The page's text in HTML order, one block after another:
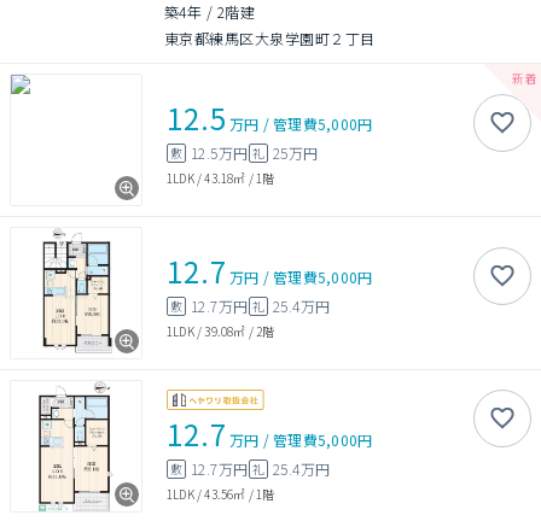
築4年 / 2階建
東京都練馬区大泉学園町２丁目
12.5 万円 /管理費5,000円
敷 12.5万円 礼 25万円
1LDK/43.18㎡ / 1階
12.7 万円 /管理費5,000円
敷 12.7万円 礼 25.4万円
1LDK/39.08㎡ / 2階
12.7 万円 /管理費5,000円
敷 12.7万円 礼 25.4万円
1LDK/43.56㎡ /1階